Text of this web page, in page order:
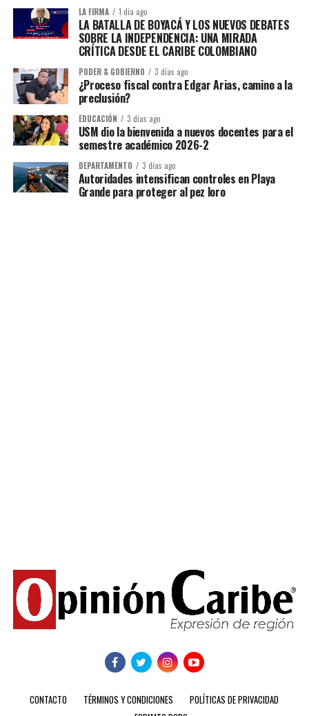
LA FIRMA 1 día ago
LA BATALLA DE BOYACÁ Y LOS NUEVOS DEBATES
SOBRE LA INDEPENDENCIA: UNA MIRADA
CRÍTICA DESDE EL CARIBE COLOMBIANO
PODER & GOBIERNO 3 días ago
¿Proceso fiscal contra Edgar Arias, camino a la
preclusión?
EDUCACIÓN 3 días ago
USM dio la bienvenida a nuevos docentes para el
semestre académico 2026-2
DEPARTAMENTO 3 días ago
Autoridades intensifican controles en Playa
Grande para proteger al pez loro
CONTACTO TÉRMINOS Y CONDICIONES
POLÍTICAS DE PRIVACIDAD